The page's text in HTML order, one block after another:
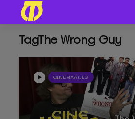
TagThe Wrong Guy
CINEMAATJES